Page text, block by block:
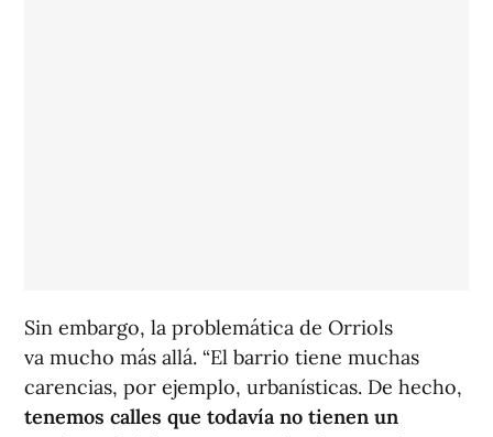
Sin embargo, la problemática de Orriols
va mucho más allá. “El barrio tiene muchas
carencias, por ejemplo, urbanísticas. De hecho,
tenemos calles que todavía no tienen un